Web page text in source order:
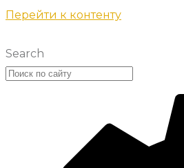
Перейти к контенту
Search